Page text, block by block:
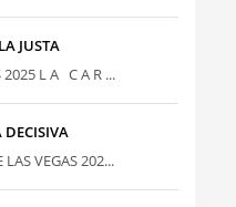
JUSTA
2025 L A C A R ...
VEGAS 202...